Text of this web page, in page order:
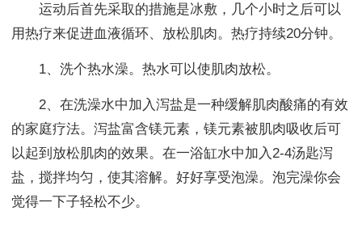
运动后首先采取的措施是冰敷，几个小时之后可以
用热疗来促进血液循环、放松肌肉。热疗持续20分钟。
1、洗个热水澡。热水可以使肌肉放松。
2、在洗澡水中加入泻盐是一种缓解肌肉酸痛的有效
的家庭疗法。泻盐富含镁元素，镁元素被肌肉吸收后可
以起到放松肌肉的效果。在一浴缸水中加入2-4汤匙泻
盐，搅拌均匀，使其溶解。好好享受泡澡。泡完澡你会
觉得一下子轻松不少。